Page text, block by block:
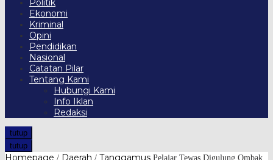
Politik
Ekonomi
Kriminal
Opini
Pendidikan
Nasional
Catatan Pilar
Tentang Kami
Hubungi Kami
Info Iklan
Redaksi
tutup
tutup
Homepage / Daerah / Tanggamus Pelajar Tewas Digulung Ombak